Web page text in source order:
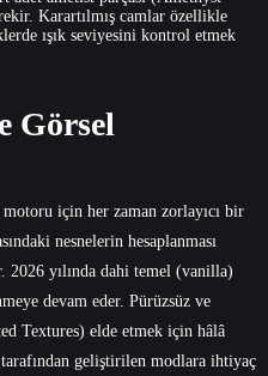
Karartılmış camlar özellikle
ışık seviyesini kontrol etmek
Görsel
motoru için her zaman zorlayıcı bir
nesnelerin hesaplanması
2026 yılında dahi temel (vanilla)
devam eder. Pürüzsüz ve
Textures) elde etmek için hâlâ
geliştirilen modlara ihtiyaç